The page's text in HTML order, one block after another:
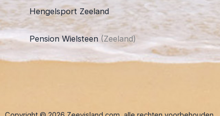
Hengelsport Zeeland
Pension Wielsteen (Zeeland)